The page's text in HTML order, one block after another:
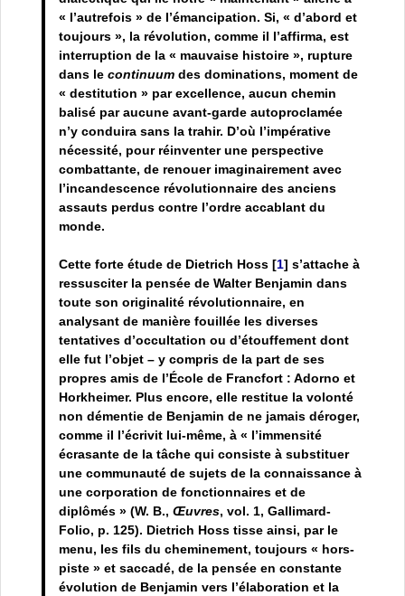
« l’autrefois » de l’émancipation. Si, « d’abord et
toujours », la révolution, comme il l’affirma, est
interruption de la « mauvaise histoire », rupture
dans le continuumdes dominations, moment de
« destitution » par excellence, aucun chemin
balisé par aucune avant-garde autoproclamée
n’y conduira sans la trahir. D’où l’impérative
nécessité, pour réinventer une perspective
combattante, de renouer imaginairement avec
l’incandescence révolutionnaire des anciens
assauts perdus contre l’ordre accablant du
monde.
Cette forte étude de Dietrich Hoss[1] s’attache à
ressusciter la pensée de Walter Benjamin dans
toute son originalité révolutionnaire, en
analysant de manière fouillée les diverses
tentatives d’occultation ou d’étouffement dont
elle fut l’objet – y compris de la part de ses
propres amis de l’École de Francfort : Adorno et
Horkheimer. Plus encore, elle restitue la volonté
non démentie de Benjamin de ne jamais déroger,
comme il l’écrivit lui-même, à « l’immensité
écrasante de la tâche qui consiste à substituer
une communauté de sujets de la connaissance à
une corporation de fonctionnaires et de
diplômés » (W. B., Œuvres, vol. 1, Gallimard-
Folio, p. 125). Dietrich Hoss tisse ainsi, par le
menu, les fils du cheminement, toujours « hors-
piste » et saccadé, de la pensée en constante
évolution de Benjamin vers l’élaboration et la